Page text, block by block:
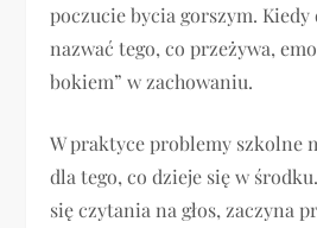
poczucie bycia gorszym.
nazwać tego, co przeżywa,
bokiem” w zachowaniu.
W praktyce problemy szkolne
dla tego, co dzieje się w
się czytania na głos, zaczyna